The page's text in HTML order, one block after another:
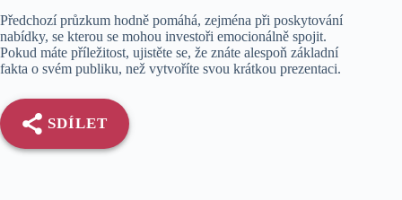
Předchozí průzkum hodně pomáhá, zejména při poskytování
nabídky, se kterou se mohou investoři emocionálně spojit.
Pokud máte příležitost, ujistěte se, že znáte alespoň základní
fakta o svém publiku, než vytvoříte svou krátkou prezentaci.
SDÍLET